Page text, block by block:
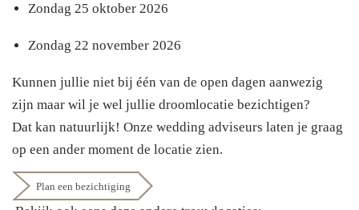
Zondag 25 oktober 2026
Zondag 22 november 2026
Kunnen jullie niet bij één van de open dagen aanwezig
zijn maar wil je wel jullie droomlocatie bezichtigen?
Dat kan natuurlijk! Onze wedding adviseurs laten je graag
op een ander moment de locatie zien.
Plan een bezichtiging